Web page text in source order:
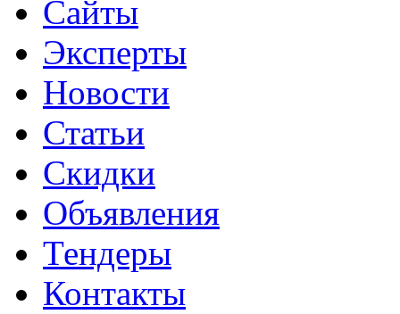
Сайты
Эксперты
Новости
Статьи
Скидки
Объявления
Тендеры
Контакты